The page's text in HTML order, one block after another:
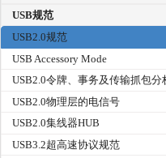
USB规范
USB2.0规范
USB Accessory Mode
USB2.0令牌、事务及传输抓包分
USB2.0物理层的电信号
USB2.0集线器HUB
USB3.2超高速协议规范